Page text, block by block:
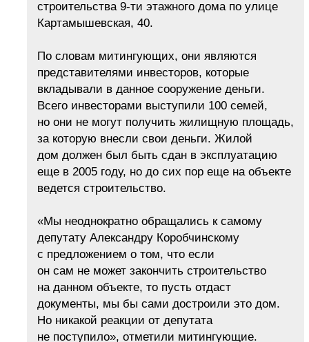
строительства 9-ти этажного дома по улице
Картамышевская, 40.
По словам митингующих, они являются
представителями инвесторов, которые
вкладывали в данное сооружение деньги.
Всего инвесторами выступили 100 семей,
но они не могут получить жилищную площадь,
за которую внесли свои деньги. Жилой
дом должен был быть сдан в эксплуатацию
еще в 2005 году, но до сих пор еще на объекте
ведется строительство.
«Мы неоднократно обращались к самому
депутату Александру Коробчинскому
с предложением о том, что если
он сам не может закончить строительство
на данном объекте, то пусть отдаст
документы, мы бы сами достроили это дом.
Но никакой реакции от депутата
не поступило», отметили митингующие.